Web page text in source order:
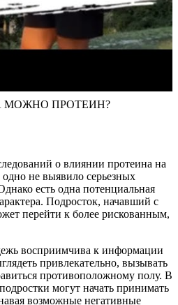
МОЖНО ПРОТЕИН?
о влиянии протеина на
не выявило серьезных
есть одна потенциальная
Подросток, начавший с
перейти к более рискованным,
восприимчива к информации
привлекательно, вызывать
противоположному полу. В
могут начать принимать
возможные негативные